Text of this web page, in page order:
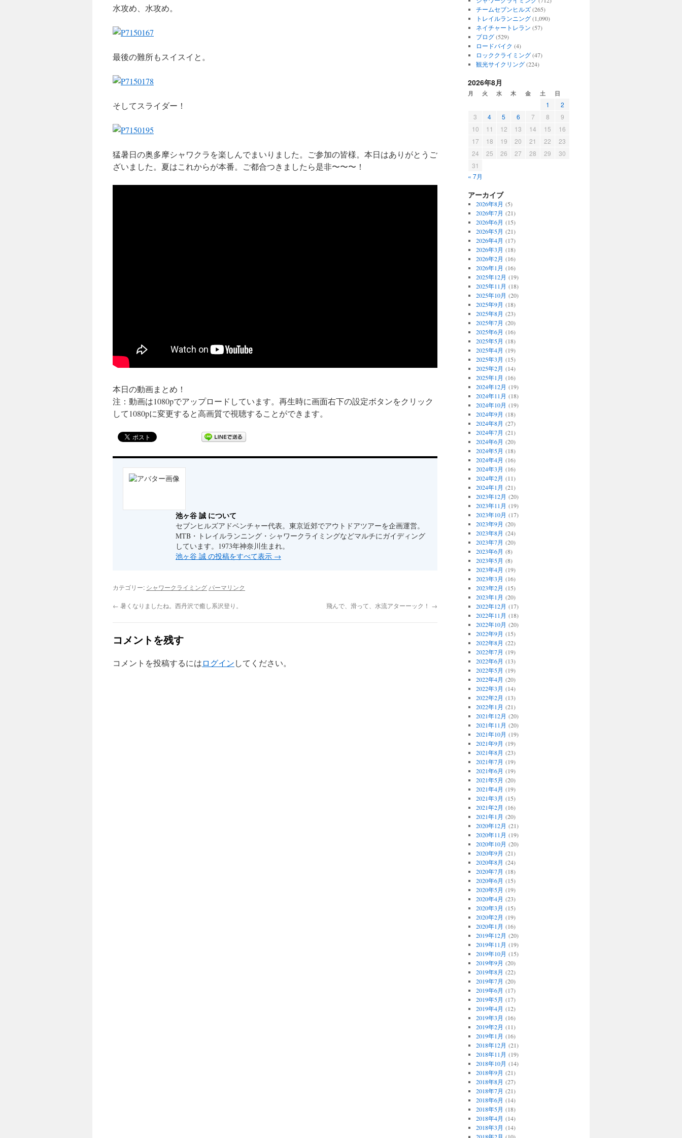
水攻め、水攻め。
最後の難所もスイスイと。
そしてスライダー！
猛暑日の奥多摩シャワクラを楽しんでまいりました。ご参加の皆様。本日はありがとうご
ざいました。夏はこれからが本番。ご都合つきましたら是非〜〜〜！
本日の動画まとめ！
注：動画は1080pでアップロードしています。再生時に画面右下の設定ボタンをクリック
して1080pに変更すると高画質で視聴することができます。
池ヶ谷 誠 について
セブンヒルズアドベンチャー代表。東京近郊でアウトドアツアーを企画運営。
MTB・トレイルランニング・シャワークライミングなどマルチにガイディング
しています。1973年神奈川生まれ。
池ヶ谷 誠 の投稿をすべて表示 →
カテゴリー: シャワークライミング パーマリンク
← 暑くなりましたね。西丹沢で癒し系沢登り。 飛んで、滑って、水流アターーック！ →
コメントを残す
コメントを投稿するにはログインしてください。
チームセブンヒルズ(265)
トレイルランニング(1,090)
ネイチャートレラン (57)
ブログ(529)
ロードバイク (4)
ロッククライミング(47)
観光サイクリング(224)
2026年8月
月 火 水 木 金 土 日
1
2
3
4 5 6 7 8
9
10
11 12 13 14 15
16
17
18 19 20 21 22
23
24
25 26 27 28 29
30
31
« 7月
アーカイブ
2026年8月 (5)
2026年7月 (21)
2026年6月 (15)
2026年5月 (21)
2026年4月 (17)
2026年3月 (18)
2026年2月 (16)
2026年1月 (16)
2025年12月 (19)
2025年11月 (18)
2025年10月 (20)
2025年9月 (18)
2025年8月 (23)
2025年7月 (20)
2025年6月 (16)
2025年5月 (18)
2025年4月 (19)
2025年3月 (15)
2025年2月 (14)
2025年1月 (16)
2024年12月 (19)
2024年11月 (18)
2024年10月 (19)
2024年9月 (18)
2024年8月 (27)
2024年7月 (21)
2024年6月 (20)
2024年5月 (18)
2024年4月 (16)
2024年3月 (16)
2024年2月 (11)
2024年1月 (21)
2023年12月 (20)
2023年11月 (19)
2023年10月 (17)
2023年9月 (20)
2023年8月 (24)
2023年7月 (20)
2023年6月 (8)
2023年5月 (8)
2023年4月 (19)
2023年3月 (16)
2023年2月 (15)
2023年1月 (20)
2022年12月 (17)
2022年11月 (18)
2022年10月 (20)
2022年9月 (15)
2022年8月 (22)
2022年7月 (19)
2022年6月 (13)
2022年5月 (19)
2022年4月 (20)
2022年3月 (14)
2022年2月 (13)
2022年1月 (21)
2021年12月 (20)
2021年11月 (20)
2021年10月 (19)
2021年9月 (19)
2021年8月 (23)
2021年7月 (19)
2021年6月 (19)
2021年5月 (20)
2021年4月 (19)
2021年3月 (15)
2021年2月 (16)
2021年1月 (20)
2020年12月 (21)
2020年11月 (19)
2020年10月 (20)
2020年9月 (21)
2020年8月 (24)
2020年7月 (18)
2020年6月 (15)
2020年5月 (19)
2020年4月 (23)
2020年3月 (15)
2020年2月 (19)
2020年1月 (16)
2019年12月 (20)
2019年11月 (19)
2019年10月 (15)
2019年9月 (20)
2019年8月 (22)
2019年7月 (20)
2019年6月 (17)
2019年5月 (17)
2019年4月 (12)
2019年3月 (16)
2019年2月 (11)
2019年1月 (16)
2018年12月 (21)
2018年11月 (19)
2018年10月 (14)
2018年9月 (21)
2018年8月 (27)
2018年7月 (21)
2018年6月 (14)
2018年5月 (18)
2018年4月 (14)
2018年3月 (14)